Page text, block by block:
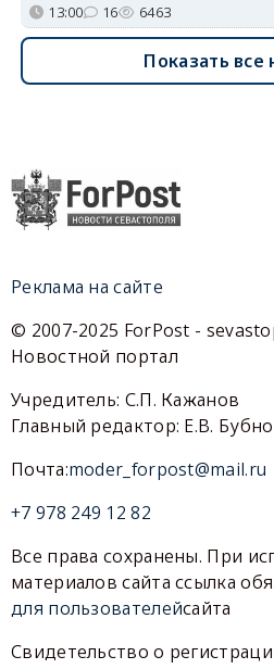
13:00 16 6463
Показать все
Реклама на сайте
© 2007-2025 ForPost -
Новостной портал
Учредитель: С.П. Кажанов
Главный редактор: Е.В.
Почта:moder_forpost@mail.ru
+7 978 249 12 82
Все права сохранены. При
материалов сайта ссылка
для пользователейсайта
Свидетельство о